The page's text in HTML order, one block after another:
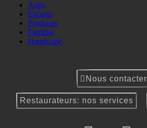
Amis
Enfants
Etudiants
Familial
Handicapé
Nous contacter
Restaurateurs: nos services